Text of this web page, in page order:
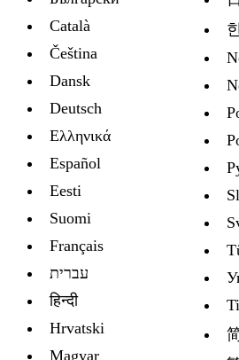
Català
Čeština
Dansk
Deutsch
Ελληνικά
Español
Eesti
Suomi
Français
עברית
हिन्दी
Hrvatski
Magyar